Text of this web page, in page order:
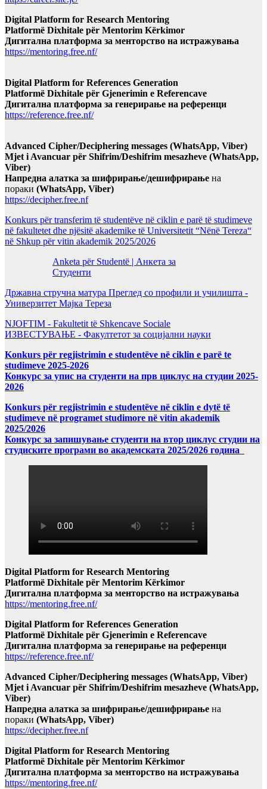
Digital Platform for Research Mentoring
Platformë Dixhitale për Mentorim Kërkimor
Дигитална платформа за менторство на истражувања
https://mentoring.free.nf/
Digital Platform for References Generation
Platformë Dixhitale për Gjenerimin e Referencave
Дигитална платформа за генерирање на референци
https://reference.free.nf/
Advanced Cipher/Deciphering messages (WhatsApp, Viber)
Mjet i Avancuar për Shifrim/Deshifrim mesazheve (WhatsApp,
Viber)
Напредна алатка за шифрирање/дешифрирање на
пораки (WhatsApp, Viber)
https://decipher.free.nf
Konkurs për transferim të studentëve në ciklin e parë të studimeve
në fakultetet dhe njësitë akademike të Universitetit “Nënë Tereza“
në Shkup për vitin akademik 2025/2026
Anketa për Studentë | Анкета за
Студенти
Државна стручна матура Преглед со профили и училишта -
Универзитет Мајка Тереза
NJOFTIM - Fakultetit të Shkencave Sociale
ИЗВЕСТУВАЊЕ - Факултетот за социјални науки
Konkurs për regjistrimin e studentëve në ciklin e parë te
studimeve 2025-2026
Конкурс за упис на студенти на прв циклус на студии 2025-
2026
Konkurs për regjistrimin e studentëve në ciklin e dytë të
studimeve në programet studimore në vitin akademik
2025/2026
Конкурс за запишување студенти на втор циклус студии на
студиските програми во академската 2025/2026 година
Digital Platform for Research Mentoring
Platformë Dixhitale për Mentorim Kërkimor
Дигитална платформа за менторство на истражувања
https://mentoring.free.nf/
Digital Platform for References Generation
Platformë Dixhitale për Gjenerimin e Referencave
Дигитална платформа за генерирање на референци
https://reference.free.nf/
Advanced Cipher/Deciphering messages (WhatsApp, Viber)
Mjet i Avancuar për Shifrim/Deshifrim mesazheve (WhatsApp,
Viber)
Напредна алатка за шифрирање/дешифрирање на
пораки (WhatsApp, Viber)
https://decipher.free.nf
Digital Platform for Research Mentoring
Platformë Dixhitale për Mentorim Kërkimor
Дигитална платформа за менторство на истражувања
https://mentoring.free.nf/